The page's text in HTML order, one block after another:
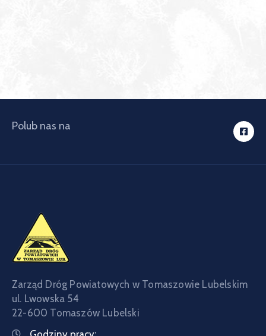
Polub nas na
Zarząd Dróg Powiatowych w Tomaszowie Lubelskim
ul. Lwowska 54
22-600 Tomaszów Lubelski